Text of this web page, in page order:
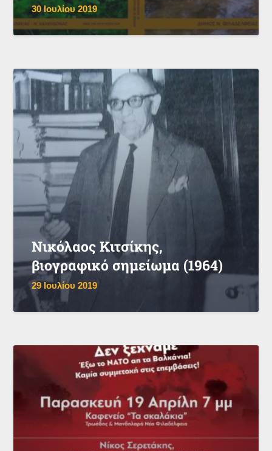
30 Ιουλίου 2019
Νικόλαος Κιτσίκης,
βιογραφικό σημείωμα (1964)
29 Ιουλίου 2019